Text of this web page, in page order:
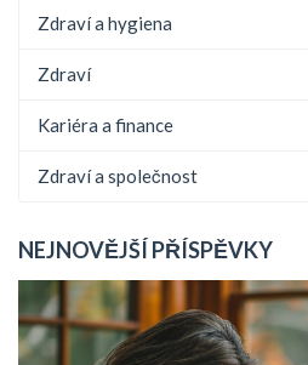
Zdraví a hygiena
Zdraví
Kariéra a finance
Zdraví a společnost
NEJNOVĚJŠÍ PŘÍSPĚVKY